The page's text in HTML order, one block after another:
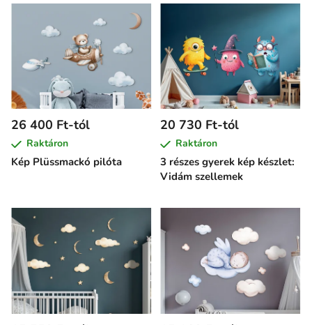
Kép Plüssmackó pilóta
26 400 Ft-tól
Raktáron
3 részes gyerek kép készlet:
Vidám szellemek
20 730 Ft-tól
Raktáron